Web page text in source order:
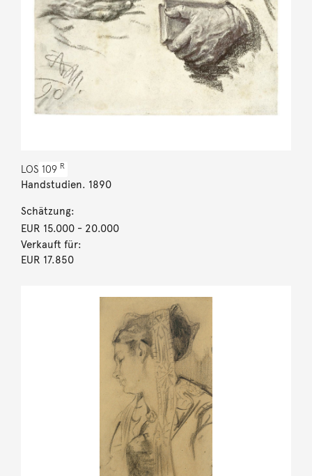
LOS 109 R
Handstudien. 1890
Schätzung:
EUR 15.000- 20.000
Verkauft für:
EUR 17.850